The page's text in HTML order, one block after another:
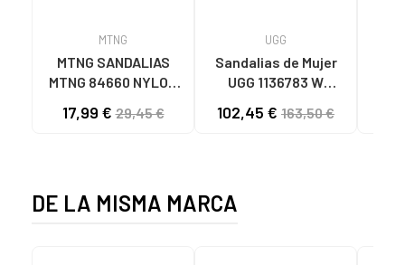
MTNG
MTNG SANDALIAS
MTNG 84660 NYLON
C59785 - - NYLON
17,99 €29,45 €
UGG
Sandalias de Mujer
UGG 1136783 W
CHESTNUT
102,45 € 163,50 €
DE LA MISMA MARCA